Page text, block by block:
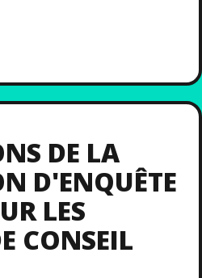
DE LA
D'ENQUÊTE
LES
CONSEIL